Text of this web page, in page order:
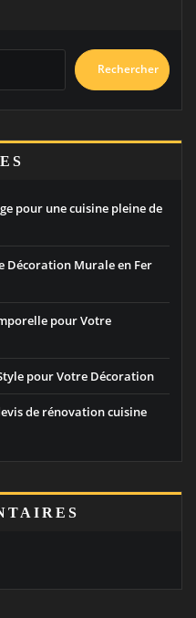
Rechercher
pour une cuisine pleine de
Décoration Murale en Fer
pour Votre
pour Votre Décoration
de rénovation cuisine